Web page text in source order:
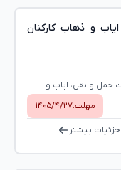
و ذهاب کارکنان
حمل و نقل، ایاب و
مهلت:۱۴۰۵/۴/۲۷
جزئیات بیشتر